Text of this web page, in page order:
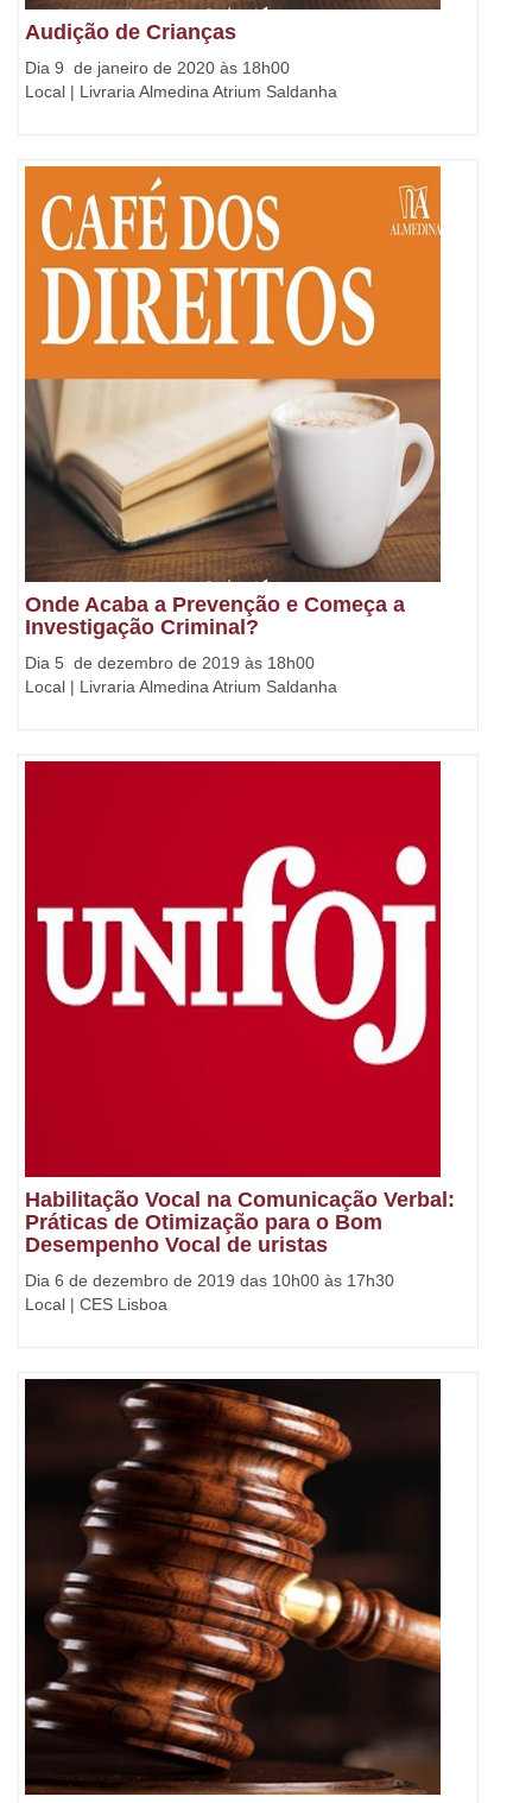
Audição de Crianças
Dia 9 de janeiro de 2020 às 18h00
Local | Livraria Almedina Atrium Saldanha
Onde Acaba a Prevenção e Começa a
Investigação Criminal?
Dia 5 de dezembro de 2019 às 18h00
Local | Livraria Almedina Atrium Saldanha
Habilitação Vocal na Comunicação Verbal:
Práticas de Otimização para o Bom
Desempenho Vocal de uristas
Dia 6 de dezembro de 2019 das 10h00 às 17h30
Local | CES Lisboa